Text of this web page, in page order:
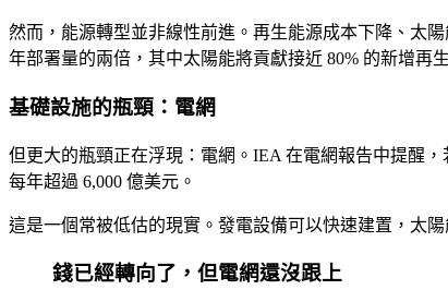
然而，能源轉型並非線性前進。再生能源成本下降、太
年部署量的兩倍，其中太陽能將貢獻接近 80% 的新增
基礎設施的瓶頸：電網
但更大的瓶頸正在浮現：電網。IEA 在電網報告中提醒
每年超過 6,000 億美元。
這是一個常被低估的現實。發電設備可以快速建置，太
錢已經轉向了，但電網還沒跟上